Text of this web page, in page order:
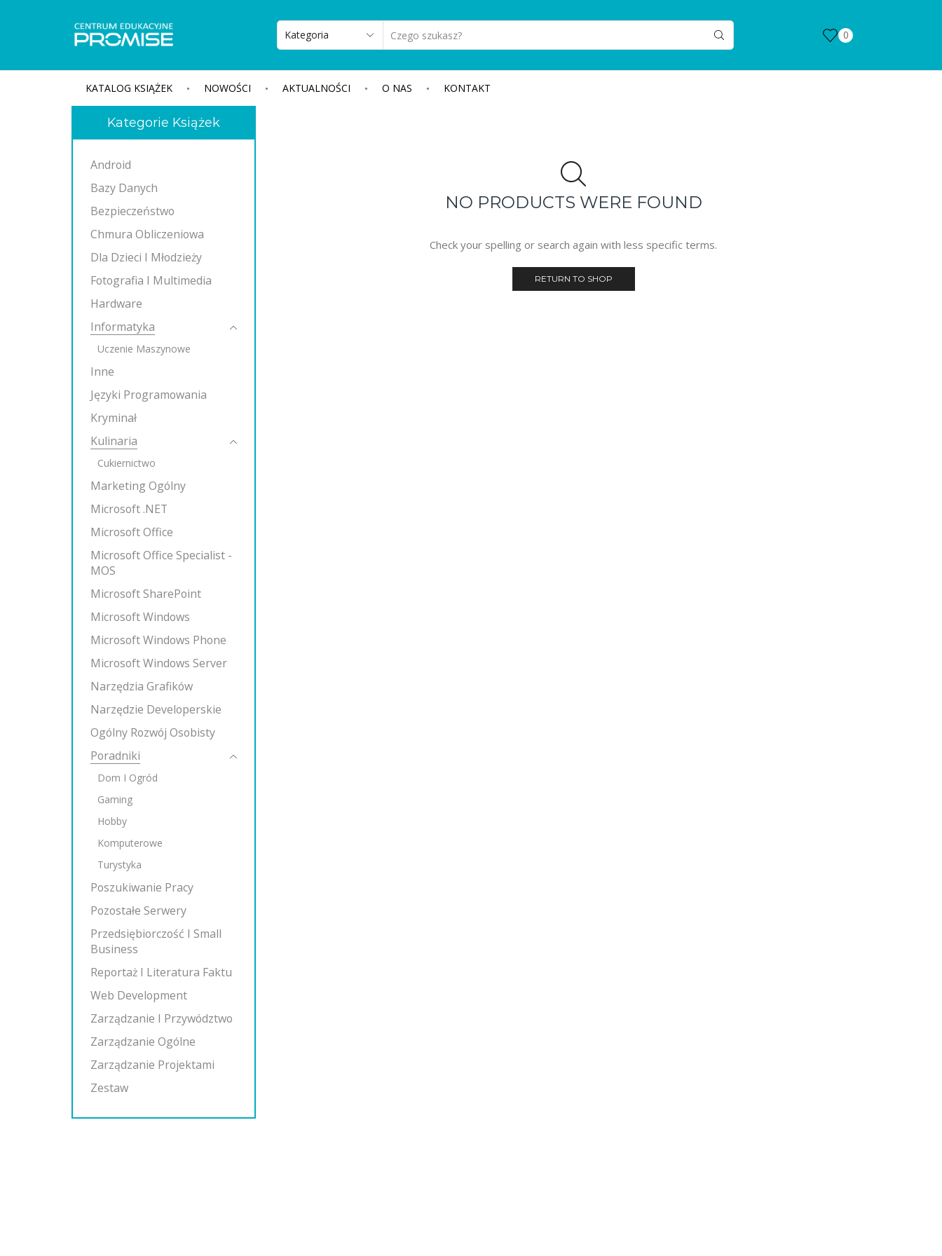
0
KATALOG KSIĄŻEK NOWOŚCI AKTUALNOŚCI O NAS KONTAKT
NO PRODUCTS WERE FOUND
Check your spelling or search again with less specific terms.
RETURN TO SHOP
Kategorie Książek
Android
Bazy Danych
Bezpieczeństwo
Chmura Obliczeniowa
Dla Dzieci I Młodzieży
Fotografia I Multimedia
Hardware
Informatyka
Uczenie Maszynowe
Inne
Języki Programowania
Kryminał
Kulinaria
Cukiernictwo
Marketing Ogólny
Microsoft .NET
Microsoft Office
Microsoft Office Specialist -
MOS
Microsoft SharePoint
Microsoft Windows
Microsoft Windows Phone
Microsoft Windows Server
Narzędzia Grafików
Narzędzie Developerskie
Ogólny Rozwój Osobisty
Poradniki
Dom I Ogród
Gaming
Hobby
Komputerowe
Turystyka
Poszukiwanie Pracy
Pozostałe Serwery
Przedsiębiorczość I Small
Business
Reportaż I Literatura Faktu
Web Development
Zarządzanie I Przywództwo
Zarządzanie Ogólne
Zarządzanie Projektami
Zestaw